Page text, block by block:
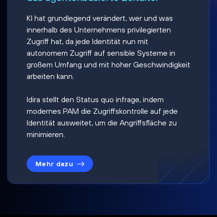
KI hat grundlegend verändert, wer und was
innerhalb des Unternehmens privilegierten
Zugriff hat, da jede Identität nun mit
autonomem Zugriff auf sensible Systeme in
großem Umfang und mit hoher Geschwindigkeit
arbeiten kann.
Idira stellt den Status quo infrage, indem
modernes PAM die Zugriffskontrolle auf jede
Identität ausweitet, um die Angriffsfläche zu
minimieren.
Mehr dazu